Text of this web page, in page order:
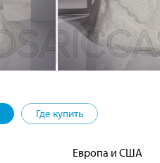
Где купить
Европа и США